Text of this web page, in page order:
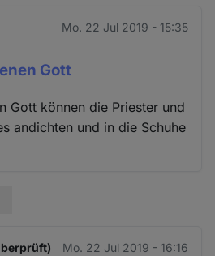
Mo. 22 Jul 2019 - 15:35
Gott
Gott können die Priester und
andichten und in die Schuhe
Mo. 22 Jul 2019 - 16:16